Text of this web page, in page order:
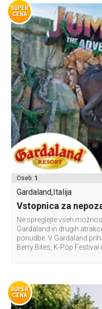
SUPER
CENA
Oseb: 1
Gardaland,Italija
Vstopnica za
Ne spreglejte vseh
Gardaland in drugih
ponudbe. V Gardaland
Berry Bites, K-Pop Festival
SUPER
CENA